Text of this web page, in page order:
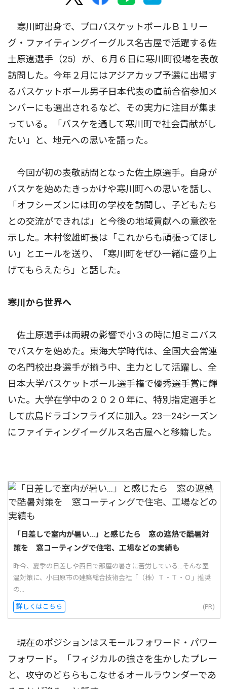
寒川町出身で、プロバスケットボールＢ１リー
グ・ファイティングイーグルス名古屋で活躍する佐
土原遼選手（25）が、６月６日に寒川町役場を表敬
訪問した。今年２月にはアジアカップ予選に出場す
るバスケットボール男子日本代表の直前合宿参加メ
ンバーにも選出されるなど、その実力に注目が集ま
っている。「バスケを通して寒川町で社会貢献がし
たい」と、地元への思いを語った。
今回が初の表敬訪問となった佐土原選手。自身が
バスケを始めたきっかけや寒川町への思いを話し、
「オフシーズンには町の学校を訪問し、子どもたち
との交流ができれば」と今後の地域貢献への意欲を
示した。木村俊雄町長は「これからも頑張ってほし
い」とエールを送り、「寒川町をぜひ一緒に盛り上
げてもらえたら」と話した。
寒川から世界へ
佐土原選手は両親の影響で小３の時に旭ミニバス
でバスケを始めた。東海大学時代は、全国大会常連
の名門校出身選手が揃う中、主力として活躍し、全
日本大学バスケットボール選手権で優秀選手賞に輝
いた。大学在学中の２０２０年に、特別指定選手と
して広島ドラゴンフライズに加入。23―24シーズン
にファイティングイーグルス名古屋へと移籍した。
「日差しで室内が暑い…」と感じたら 窓の遮熱で酷暑対
策を 窓コーティングで住宅、工場などの実績も
昨今、夏季の日差しや西日で部屋の暑さに苦労している...そんな室
温対策に、小田原市の建築総合技術会社「（株）Ｔ・Ｔ・Ｏ」推奨
の...
詳しくはこちら (PR)
現在のポジションはスモールフォワード・パワー
フォワード。「フィジカルの強さを生かしたプレー
と、攻守のどちらもこなせるオールラウンダーであ